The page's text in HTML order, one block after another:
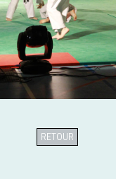
RETOUR